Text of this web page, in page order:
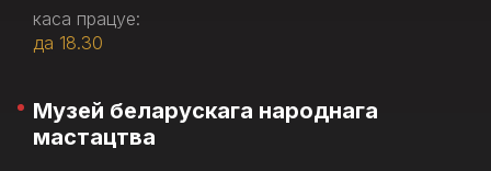
каса працуе:
да 18.30
Музей беларускага народнага
мастацтва